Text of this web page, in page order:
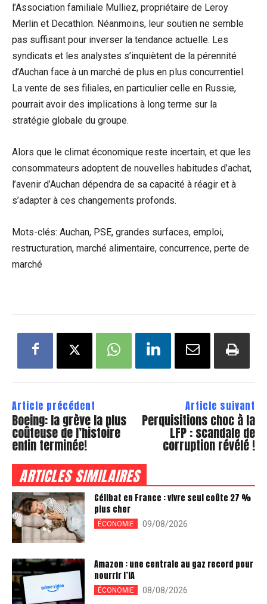
l’Association familiale Mulliez, propriétaire de Leroy
Merlin et Decathlon. Néanmoins, leur soutien ne semble
pas suffisant pour inverser la tendance actuelle. Les
syndicats et les analystes s’inquiètent de la pérennité
d’Auchan face à un marché de plus en plus concurrentiel.
La vente de ses filiales, en particulier celle en Russie,
pourrait avoir des implications à long terme sur la
stratégie globale du groupe.
Alors que le climat économique reste incertain, et que les
consommateurs adoptent de nouvelles habitudes d’achat,
l’avenir d’Auchan dépendra de sa capacité à réagir et à
s’adapter à ces changements profonds.
Mots-clés: Auchan, PSE, grandes surfaces, emploi,
restructuration, marché alimentaire, concurrence, perte de
marché
Article précédent
Boeing: la grève la plus
coûteuse de l’histoire
enfin terminée!
Article suivant
Perquisitions choc à la
LFP : scandale de
corruption révélé !
ARTICLES SIMILAIRES
Célibat en France : vivre seul coûte 27 %
plus cher
ÉCONOMIE 09/08/2026
Amazon : une centrale au gaz record pour
nourrir l’IA
ÉCONOMIE 08/08/2026